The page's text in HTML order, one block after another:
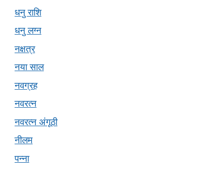
धनु राशि
धनु लग्न
नक्षत्र
नया साल
नवग्रह
नवरत्न
नवरत्न अंगूठी
नीलम
पन्ना